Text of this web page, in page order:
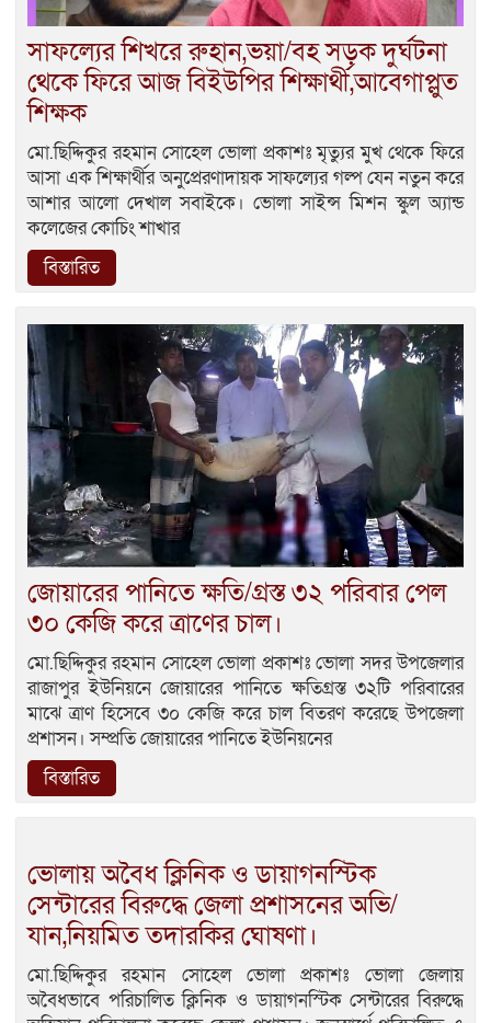
সাফল্যের শিখরে রুহান,ভয়া/বহ সড়ক দুর্ঘটনা
থেকে ফিরে আজ বিইউপির শিক্ষার্থী,আবেগাপ্লুত
শিক্ষক
মো.ছিদ্দিকুর রহমান সোহেল ভোলা প্রকাশঃ মৃত্যুর মুখ থেকে ফিরে
আসা এক শিক্ষার্থীর অনুপ্রেরণাদায়ক সাফল্যের গল্প যেন নতুন করে
আশার আলো দেখাল সবাইকে। ভোলা সাইন্স মিশন স্কুল অ্যান্ড
কলেজের কোচিং শাখার
বিস্তারিত
জোয়ারের পানিতে ক্ষতি/গ্রস্ত ৩২ পরিবার পেল
৩০ কেজি করে ত্রাণের চাল।
মো.ছিদ্দিকুর রহমান সোহেল ভোলা প্রকাশঃ ভোলা সদর উপজেলার
রাজাপুর ইউনিয়নে জোয়ারের পানিতে ক্ষতিগ্রস্ত ৩২টি পরিবারের
মাঝে ত্রাণ হিসেবে ৩০ কেজি করে চাল বিতরণ করেছে উপজেলা
প্রশাসন। সম্প্রতি জোয়ারের পানিতে ইউনিয়নের
বিস্তারিত
ভোলায় অবৈধ ক্লিনিক ও ডায়াগনস্টিক
সেন্টারের বিরুদ্ধে জেলা প্রশাসনের অভি/
যান,নিয়মিত তদারকির ঘোষণা।
মো.ছিদ্দিকুর রহমান সোহেল ভোলা প্রকাশঃ ভোলা জেলায়
অবৈধভাবে পরিচালিত ক্লিনিক ও ডায়াগনস্টিক সেন্টারের বিরুদ্ধে